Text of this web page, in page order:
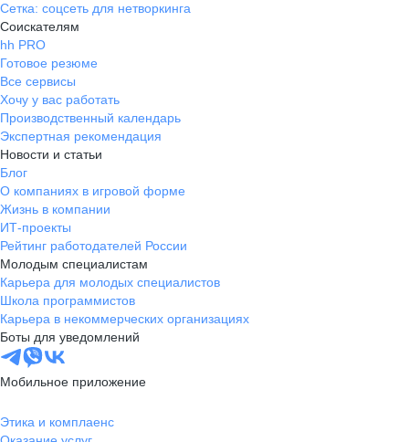
Сетка: соцсеть для нетворкинга
Соискателям
hh PRO
Готовое резюме
Все сервисы
Хочу у вас работать
Производственный календарь
Экспертная рекомендация
Новости и статьи
Блог
О компаниях в игровой форме
Жизнь в компании
ИТ-проекты
Рейтинг работодателей России
Молодым специалистам
Карьера для молодых специалистов
Школа программистов
Карьера в некоммерческих организациях
Боты для уведомлений
Мобильное приложение
Этика и комплаенс